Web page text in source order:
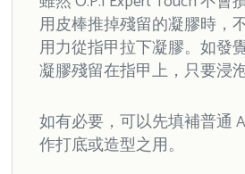
用皮棒推掉殘留的凝膠時，
用力從指甲拉下凝膠。如發
凝膠殘留在指甲上，只要浸
如有必要，可以先填補普通
作打底或造型之用。